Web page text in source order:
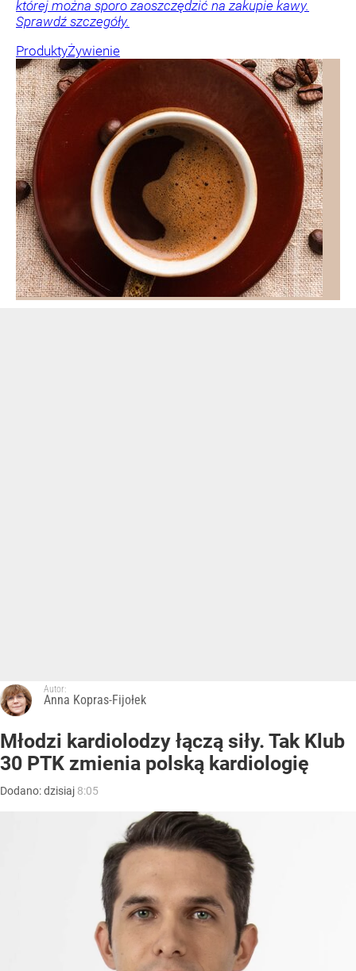
której można sporo zaoszczędzić na zakupie kawy.
Sprawdź szczegóły.
ProduktyŻywienie
Autor:
Anna Kopras-Fijołek
Młodzi kardiolodzy łączą siły. Tak Klub
30 PTK zmienia polską kardiologię
Dodano:dzisiaj 8:05